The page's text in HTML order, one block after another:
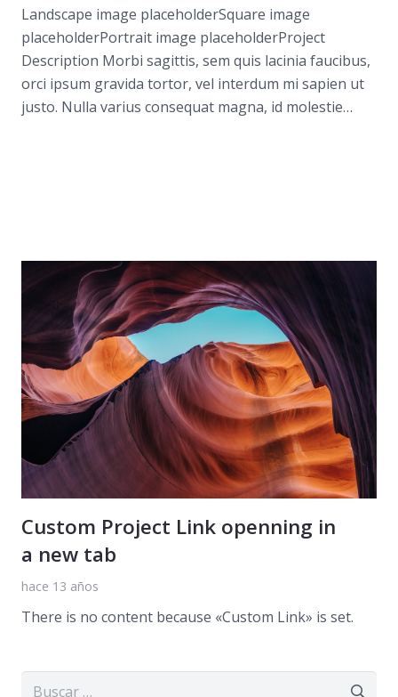
Landscape image placeholderSquare image
placeholderPortrait image placeholderProject
Description Morbi sagittis, sem quis lacinia faucibus,
orci ipsum gravida tortor, vel interdum mi sapien ut
justo. Nulla varius consequat magna, id molestie…
Custom Project Link openning in
a new tab
hace 13 años
There is no content because «Custom Link» is set.
Buscar: